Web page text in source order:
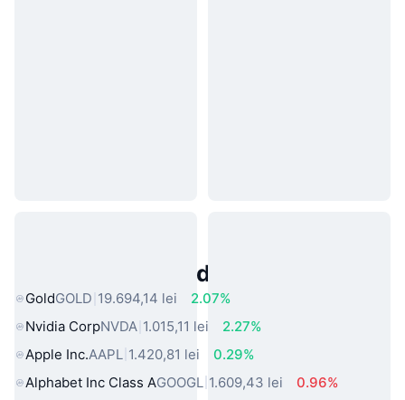
Active Populare din Lumea Reală
GoldGOLD 19.694,14 lei
2.07%
Nvidia CorpNVDA 1.015,11 lei
2.27%
Apple Inc.AAPL 1.420,81 lei
0.29%
Alphabet Inc Class AGOOGL 1.609,43 lei
0.96%